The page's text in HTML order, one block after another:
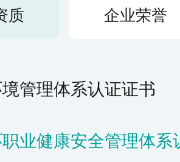
质 企业荣誉
管理体系认证证书
中国厦门会展供应